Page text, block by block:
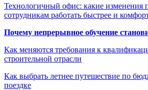
Технологичный офис: какие изменения
сотрудникам работать быстрее и
Почему непрерывное обучение
Как меняются требования к
строительной отрасли
Как выбрать летнее путешествие по
поездке